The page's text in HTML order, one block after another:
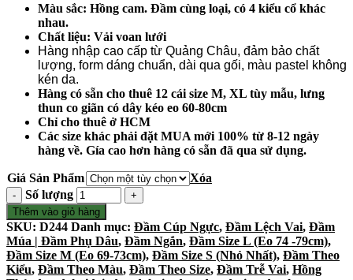
Màu sắc: Hồng cam. Đầm cùng loại, có 4 kiểu cổ khác
nhau.
Chất liệu: Vải voan lưới
Hàng nhập cao cấp từ Quảng Châu, đảm bảo chất
lượng, form dáng chuẩn, dài qua gối, màu pastel không
kén da.
Hàng có sẵn cho thuê 12 cái size M, XL tùy mẫu, lưng
thun co giãn có dây kéo eo 60-80cm
Chỉ cho thuê ở HCM
Các size khác phải đặt MUA mới 100% từ 8-12 ngày
hàng về. Gía cao hơn hàng có sẵn đã qua sử dụng.
Giá Sản Phẩm
Xóa
Số lượng
Thêm vào giỏ hàng
SKU: D244 Danh mục: Đầm Cúp Ngực, Đầm Lệch Vai, Đầm
Múa | Đầm Phụ Dâu, Đầm Ngắn, Đầm Size L (Eo 74 -79cm),
Đầm Size M (Eo 69-73cm), Đầm Size S (Nhỏ Nhất), Đầm Theo
Kiểu, Đầm Theo Màu, Đầm Theo Size, Đầm Trễ Vai, Hồng